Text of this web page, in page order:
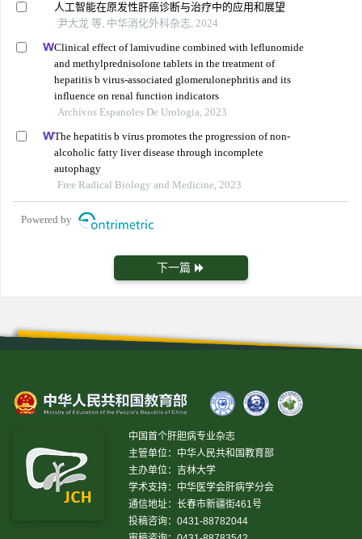
人工智能在原发性肝癌诊断与治疗中的应用和展望
尹大龙 等, 中华消化外科杂志, 2024
Clinical effect of lamivudine combined with leflunomide
and methylprednisolone tablets in the treatment of
hepatitis b virus-associated glomerulonephritis and its
influence on renal function indicators
Archivos Espanoles De Urologia, 2023
The hepatitis b virus promotes the progression of non-
alcoholic fatty liver disease through incomplete
autophagy
Free Radical Biology and Medicine, 2023
Powered by
下一篇
中国首个肝胆病专业杂志
主管单位：中华人民共和国教育部
主办单位：吉林大学
学术支持：中华医学会肝病学分会
通信地址：长春市新疆街461号
投稿咨询：0431-88782044